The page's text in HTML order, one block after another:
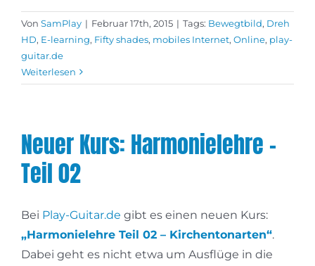
Von SamPlay | Februar 17th, 2015 | Tags: Bewegtbild, Dreh
HD, E-learning, Fifty shades, mobiles Internet, Online, play-
guitar.de
Weiterlesen
Neuer Kurs: Harmonielehre –
Teil 02
Bei Play-Guitar.de gibt es einen neuen Kurs:
„Harmonielehre Teil 02 – Kirchentonarten“.
Dabei geht es nicht etwa um Ausflüge in die